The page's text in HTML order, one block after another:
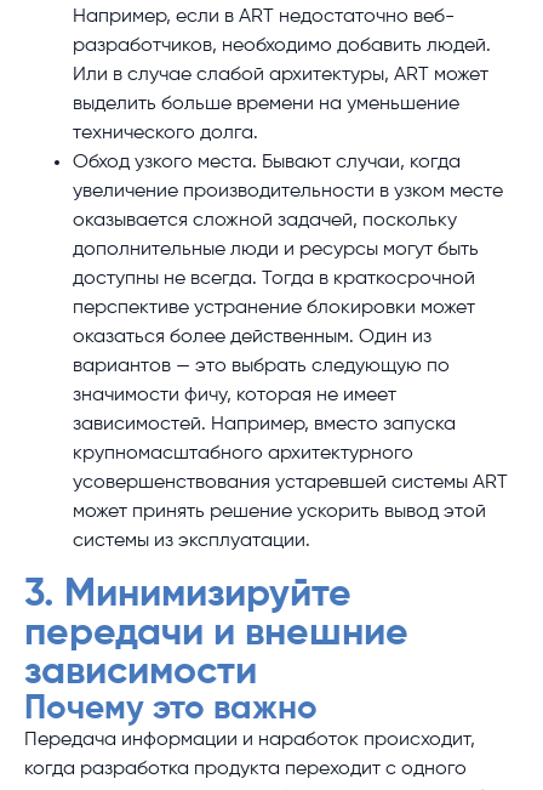
Например, если в ART недостаточно веб-
разработчиков, необходимо добавить людей.
Или в случае слабой архитектуры, ART может
выделить больше времени на уменьшение
технического долга.
Обход узкого места. Бывают случаи, когда
увеличение производительности в узком месте
оказывается сложной задачей, поскольку
дополнительные люди и ресурсы могут быть
доступны не всегда. Тогда в краткосрочной
перспективе устранение блокировки может
оказаться более действенным. Один из
вариантов — это выбрать следующую по
значимости фичу, которая не имеет
зависимостей. Например, вместо запуска
крупномасштабного архитектурного
усовершенствования устаревшей системы ART
может принять решение ускорить вывод этой
системы из эксплуатации.
3. Минимизируйте
передачи и внешние
зависимости
Почему это важно
Передача информации и наработок происходит,
когда разработка продукта переходит с одного